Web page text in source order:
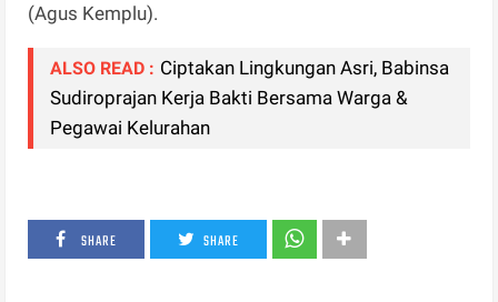
(Agus Kemplu).
ALSO READ : Ciptakan Lingkungan Asri, Babinsa
Sudiroprajan Kerja Bakti Bersama Warga &
Pegawai Kelurahan
SHARE SHARE